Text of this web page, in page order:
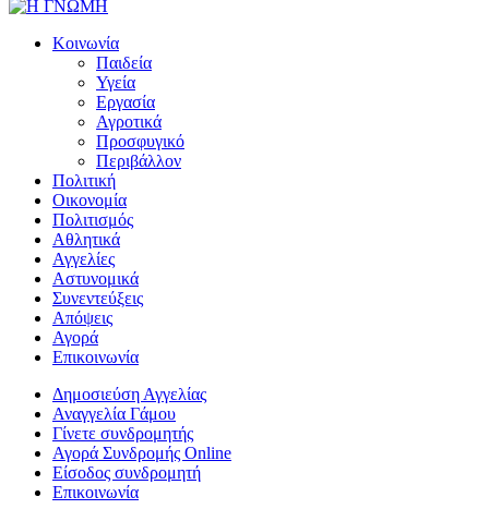
Κοινωνία
Παιδεία
Υγεία
Εργασία
Αγροτικά
Προσφυγικό
Περιβάλλον
Πολιτική
Οικονομία
Πολιτισμός
Αθλητικά
Αγγελίες
Αστυνομικά
Συνεντεύξεις
Απόψεις
Αγορά
Επικοινωνία
Δημοσιεύση Αγγελίας
Αναγγελία Γάμου
Γίνετε συνδρομητής
Αγορά Συνδρομής Online
Είσοδος συνδρομητή
Επικοινωνία